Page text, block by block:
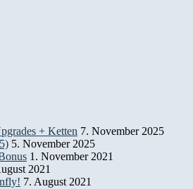
+ Ketten 7. November 2025
5. November 2025
1. November 2021
2021
7. August 2021